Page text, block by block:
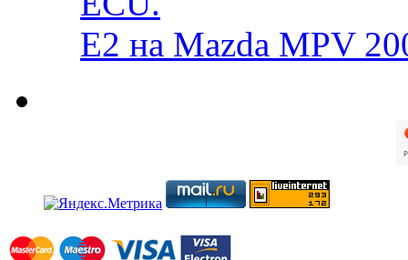
E2 на Mazda MPV